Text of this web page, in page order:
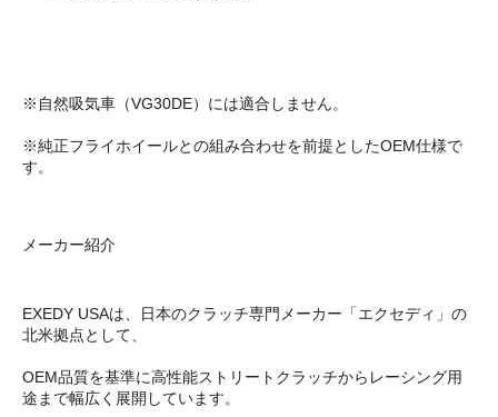
※自然吸気車（VG30DE）には適合しません。
※純正フライホイールとの組み合わせを前提としたOEM仕様で
す。
メーカー紹介
EXEDY USAは、日本のクラッチ専門メーカー「エクセディ」の
北米拠点として、
OEM品質を基準に高性能ストリートクラッチからレーシング用
途まで幅広く展開しています。